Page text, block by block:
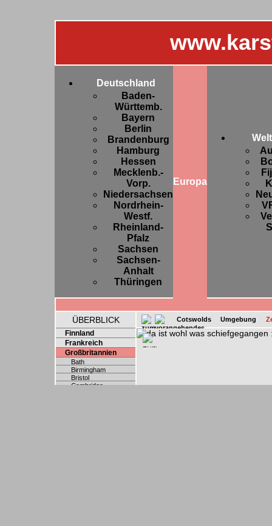
Deutschland
Baden-
Württemb.
Bayern
Berlin
Brandenburg
Hamburg
Hessen
Mecklenb.-
Vorp.
Niedersachsen
Nordrhein-
Westf.
Rheinland-
Pfalz
Sachsen
Sachsen-
Anhalt
Thüringen
Europa
ÜBERBLICK
Finnland
Frankreich
Großbritannien
Bath
Birmingham
Bristol
Cambridge
Cotswolds Umgebung